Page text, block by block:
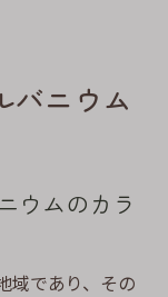
バニウム
ウムのカラ
域であり、その